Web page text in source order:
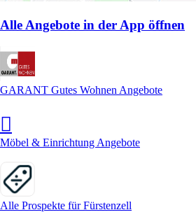
Alle Angebote in der App öffnen
GARANT Gutes Wohnen Angebote
Möbel & Einrichtung Angebote
Alle Prospekte für Fürstenzell